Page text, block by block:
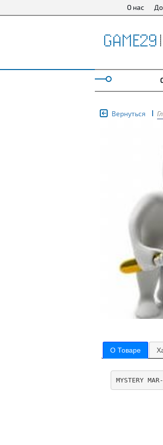
О нас
Вернуться
О Товаре
MYSTERY